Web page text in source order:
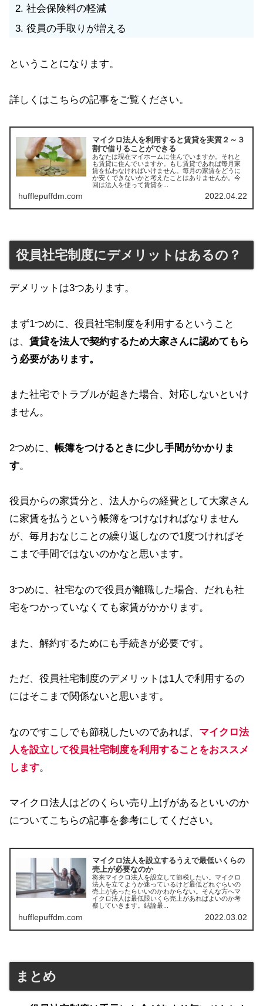
社会保険料の軽減
役員の手取りが増える
ということになります。
詳しくはこちらの記事をご覧ください。
マイクロ法人を利用すると賃貸を実質２～３
割で借りることができる
あなたは現在マイホームに住んでいますか。それと
も賃貸に住んでいますか。もし賃貸であれば毎月家
賃を払わなければいけません。毎月の家賃をどうに
か安くできないかと考えたことはありませんか。今
回は法人を使って賃貸を...
hufflepuffdm.com 2022.04.22
役員社宅制度にデメリットはあるの？
デメリットは3つあります。
まず1つめに、役員社宅制度を利用するということ
は、 賃貸を法人で契約するため大家さんに認めてもら
う必要があります。
また社宅でトラブルが起きた場合、対応しないといけ
ません。
2つめに、 帳簿をつけるときに少し手間がかかりま
す。
役員からの家賃分と、法人からの経費として大家さん
に家賃を払うという帳簿をつけなければなりません
が、毎月おなじことの繰り返しなので1度つければそ
こまで手間ではないのかなと思います。
3つめに、社宅なので役員が離職した場合、だれも社
宅をつかっていなくても家賃がかかります。
また、解約するためにも手続きが必要です。
ただ、役員社宅制度のデメリットは1人で利用するの
にはそこまで関係ないと思います。
なのですこしでも節税したいのであれば、 マイクロ法
人を設立して役員社宅制度を利用することをおススメ
します。
マイクロ法人はどのくらい売り上げがあるといいのか
についてこちらの記事を参考にしてください。
マイクロ法人を設立するうえで最低いくらの
売上が必要なのか
将来マイクロ法人を設立して節税したい。マイクロ
法人を立てようか迷っているけど最低どれぐらいの
売上があったらいいのかわからない。そんな方へマ
イクロ法人は最低限いくら売上があればよいのか考
察していきます。結論最...
hufflepuffdm.com 2022.03.02
まとめ